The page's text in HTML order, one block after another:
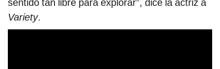
sentido tan libre para explorar”, dice la actriz a
Variety.